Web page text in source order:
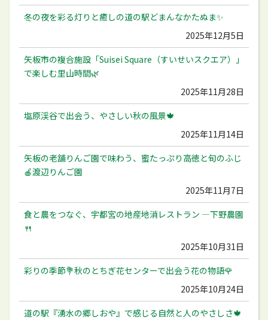
冬の夜を彩る灯りと癒しの道の駅どまんなかたぬま✨
2025年12月5日
矢板市の複合施設「Suisei Square（すいせいスクエア）」
で楽しむ里山時間🌿
2025年11月28日
塩原渓谷で出会う、やさしい秋の風景🍁
2025年11月14日
矢板の老舗りんご園で味わう、蜜たっぷり高徳と旬のふじ
🍎渡辺りんご園
2025年11月7日
食と農をつなぐ、宇都宮の地産地消レストラン ―下野農園
🍴
2025年10月31日
彩りの季節💐秋のとちぎ花センターで出会う花の物語🌹
2025年10月24日
道の駅『湧水の郷しおや』で感じる自然と人のやさしさ🍁